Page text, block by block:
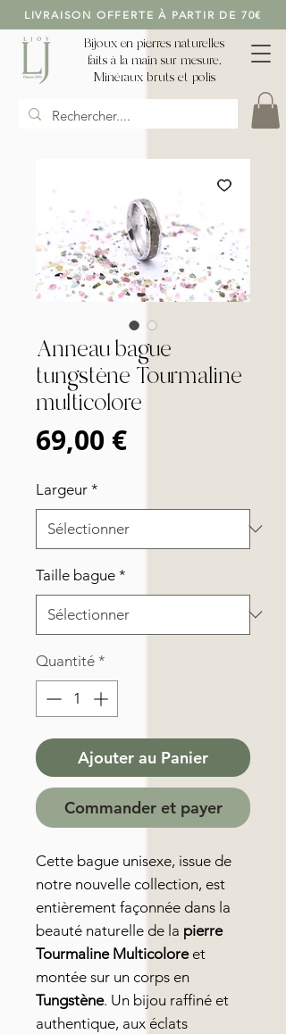
LIVRAISON OFFERTE À PARTIR DE 70€
Bijoux en pierres naturelles
faits à la main sur mesure,
Minéraux bruts et polis
Anneau bague
tungstène Tourmaline
multicolore
69,00 €Prix
Largeur *
Taille bague *
Quantité *
Ajouter au Panier
Commander et payer
Cette bague unisexe, issue de
notre nouvelle collection, est
entièrement façonnée dans la
beauté naturelle de la pierre
Tourmaline Multicoloreet
montée sur un corps en
Tungstène. Un bijou raffiné et
authentique, aux éclats